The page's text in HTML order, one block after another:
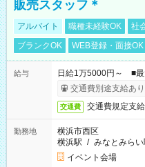
販売スタッフ＊
アルバイト 職種未経験OK 社
ブランクOK
WEB登録・面接OK
給与
日給1万5000円～ ■最
交通費別途支給あり
交通費 交通費規定支給
勤務地
横浜市西区
横浜駅 / みなとみらい
イベント会場